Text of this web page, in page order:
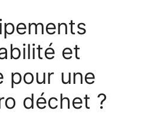
et
pour une
déchet ?